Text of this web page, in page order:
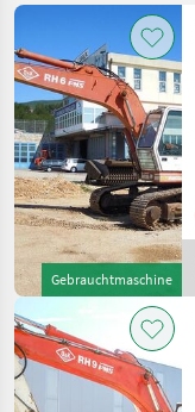
Gebrauchtmaschine